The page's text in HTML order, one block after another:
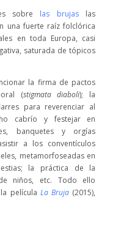
sobre las brujaslas
una fuerte raíz folclórica
en toda Europa, casi
saturada de tópicos
la firma de pactos
(stigmata diaboli); la
para reverenciar al
cabrío y festejar en
banquetes y orgías
a los conventículos
metamorfoseadas en
la práctica de la
niños, etc. Todo ello
película La Bruja (2015),